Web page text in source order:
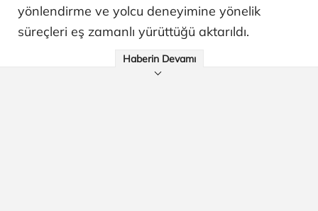
yönlendirme ve yolcu deneyimine yönelik
süreçleri eş zamanlı yürüttüğü aktarıldı.
Haberin Devamı